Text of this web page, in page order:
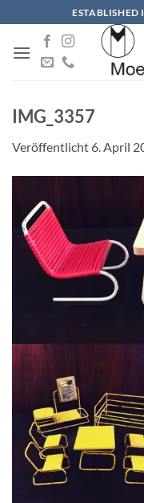
Inhalt
springen
IMG_3357
Veröffentlicht 6. April